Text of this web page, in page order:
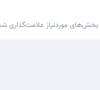
بخش‌های موردنیاز علامت‌گذاری